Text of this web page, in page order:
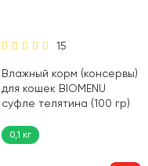
15
Влажный корм (консервы)
для кошек BIOMENU
суфле телятина (100 гр)
0,1 кг